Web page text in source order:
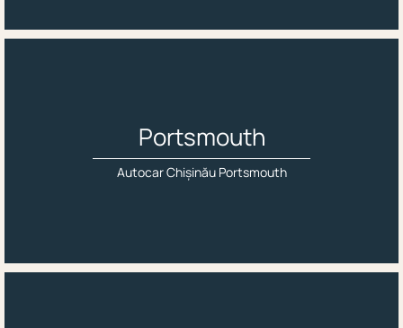
Portsmouth
Autocar Chișinău Portsmouth